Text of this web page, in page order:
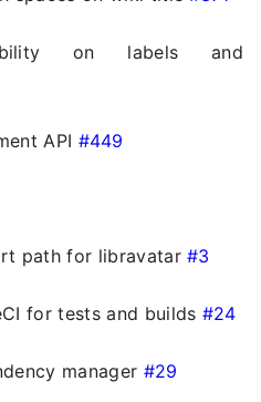
on labels and
API #449
path for libravatar#3
for tests and builds #24
manager #29